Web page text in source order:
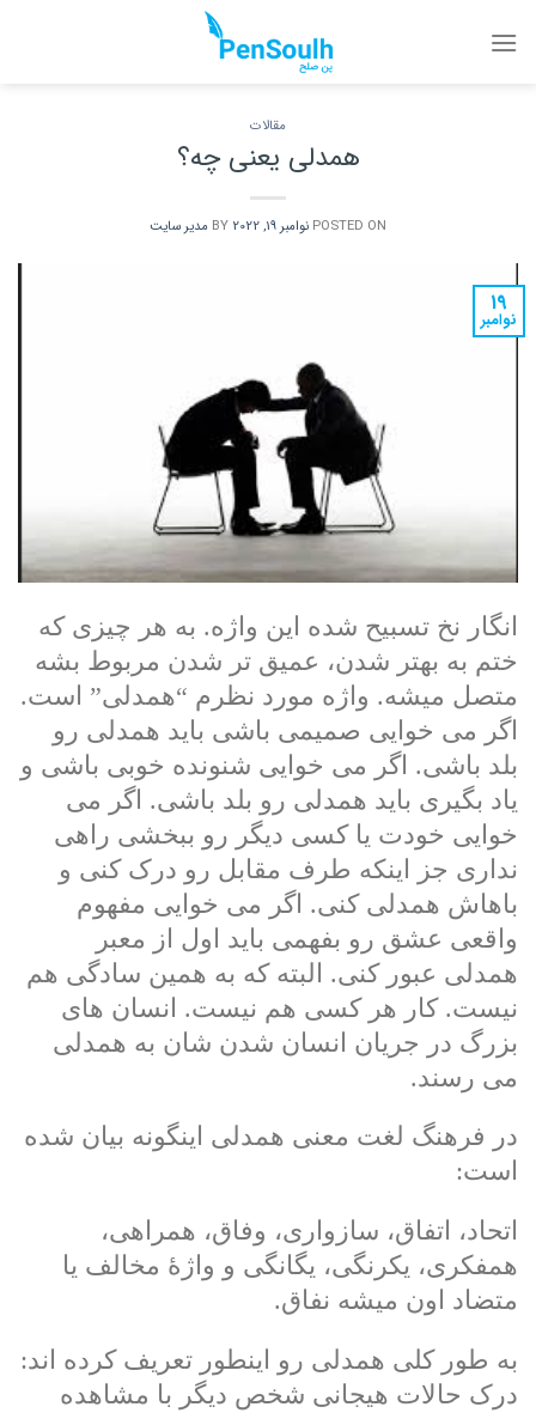
مقالات
همدلی یعنی چه؟
POSTED ON نوامبر 19, 2022 مدیر سایت
19
نوامبر
انگار نخ تسبیح شده این واژه. به هر چیزی که
ختم به بهتر شدن، عمیق تر شدن مربوط بشه
متصل میشه. واژه مورد نظرم “همدلی” است.
اگر می خوایی صمیمی باشی باید همدلی رو
بلد باشی. اگر می خوایی شنونده خوبی باشی و
یاد بگیری باید همدلی رو بلد باشی. اگر می
خوایی خودت یا کسی دیگر رو ببخشی راهی
نداری جز اینکه طرف مقابل رو درک کنی و
باهاش همدلی کنی. اگر می خوایی مفهوم
واقعی عشق رو بفهمی باید اول از معبر
همدلی عبور کنی. البته که به همین سادگی هم
نیست. کار هر کسی هم نیست. انسان های
بزرگ در جریان انسان شدن شان به همدلی
می رسند.
در فرهنگ لغت معنی همدلی اینگونه بیان شده
است:
اتحاد، اتفاق، سازواری، وفاق، همراهی،
همفکری، یکرنگی، یگانگی و واژۀ مخالف یا
متضاد اون میشه نفاق.
به طور کلی همدلی رو اینطور تعریف کرده اند:
درک حالات هیجانی شخص دیگر با مشاهده